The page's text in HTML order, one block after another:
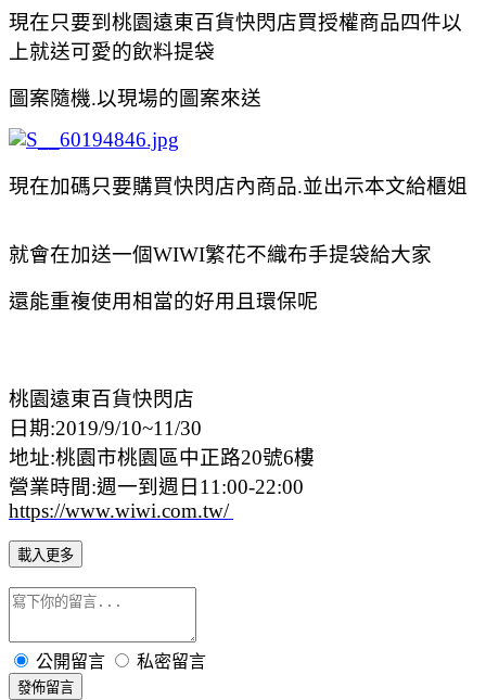
現在只要到桃園遠東百貨快閃店買授權商品四件以
上就送可愛的飲料提袋
圖案隨機.以現場的圖案來送
現在加碼只要購買快閃店內商品.並出示本文給櫃姐
就會在加送一個WIWI繁花不織布手提袋給大家
還能重複使用相當的好用且環保呢
桃園遠東百貨快閃店
日期:2019/9/10~11/30
地址:桃園市桃園區中正路20號6樓
營業時間:週一到週日11:00-22:00
https://www.wiwi.com.tw/
載入更多
公開留言 私密留言
發佈留言